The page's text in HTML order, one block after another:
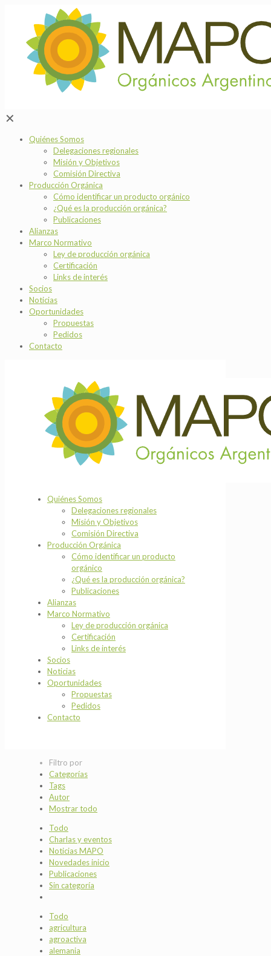
✕
Quiénes Somos
Delegaciones regionales
Misión y Objetivos
Comisión Directiva
Producción Orgánica
Cómo identificar un producto orgánico
¿Qué es la producción orgánica?
Publicaciones
Alianzas
Marco Normativo
Ley de producción orgánica
Certificación
Links de interés
Socios
Noticias
Oportunidades
Propuestas
Pedidos
Contacto
Quiénes Somos
Delegaciones regionales
Misión y Objetivos
Comisión Directiva
Producción Orgánica
Cómo identificar un producto
orgánico
¿Qué es la producción orgánica?
Publicaciones
Alianzas
Marco Normativo
Ley de producción orgánica
Certificación
Links de interés
Socios
Noticias
Oportunidades
Propuestas
Pedidos
Contacto
Filtro por
Categorías
Tags
Autor
Mostrar todo
Todo
Charlas y eventos
Noticias MAPO
Novedades inicio
Publicaciones
Sin categoría
Todo
agricultura
agroactiva
alemania